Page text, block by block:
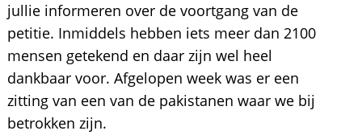
jullie informeren over de voortgang van de
petitie. Inmiddels hebben iets meer dan 2100
mensen getekend en daar zijn wel heel
dankbaar voor. Afgelopen week was er een
zitting van een van de pakistanen waar we bij
betrokken zijn.